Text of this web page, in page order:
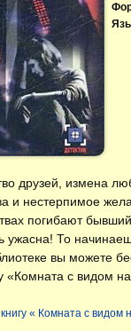
друзей, измена
и нестерпимое
погибают
ужасна! То
вы можете
«Комната с видом
« Комната с видом